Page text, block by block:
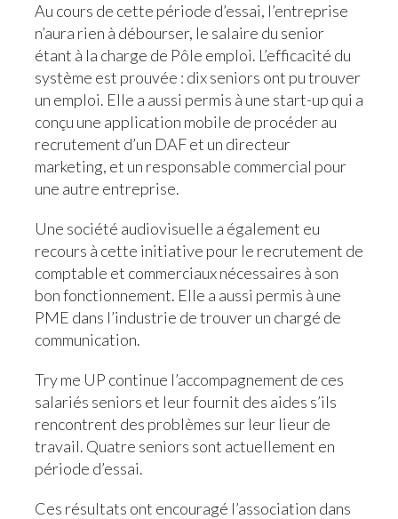
Au cours de cette période d’essai, l’entreprise
n’aura rien à débourser, le salaire du senior
étant à la charge de Pôle emploi. L’efficacité du
système est prouvée : dix seniors ont pu trouver
un emploi. Elle a aussi permis à une start-up qui a
conçu une application mobile de procéder au
recrutement d’un DAF et un directeur
marketing, et un responsable commercial pour
une autre entreprise.
Une société audiovisuelle a également eu
recours à cette initiative pour le recrutement de
comptable et commerciaux nécessaires à son
bon fonctionnement. Elle a aussi permis à une
PME dans l’industrie de trouver un chargé de
communication.
Try me UP continue l’accompagnement de ces
salariés seniors et leur fournit des aides s’ils
rencontrent des problèmes sur leur lieur de
travail. Quatre seniors sont actuellement en
période d’essai.
Ces résultats ont encouragé l’association dans